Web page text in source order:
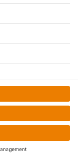
MENÜ
Südwest GmbH &